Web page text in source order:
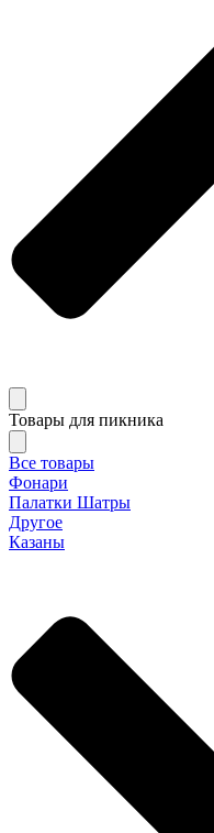
Товары для пикника
Все товары
Фонари
Палатки Шатры
Другое
Казаны